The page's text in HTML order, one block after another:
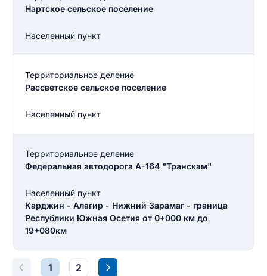
Нартское сельское поселение
Населенный пункт
Территориальное деление
Рассветское сельское поселение
Населенный пункт
Территориальное деление
Федеральная автодорога А-164 "Транскам"
Населенный пункт
Карджин - Алагир - Нижний Зарамаг - граница
Республики Южная Осетия от 0+000 км до
19+080км
1 2
Введите свое имя
Введите свое имя